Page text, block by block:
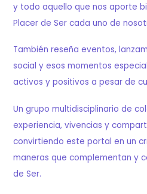
y todo aquello que nos aporte
Placer de Ser cada uno de
También reseña eventos,
social y esos momentos
activos y positivos a pesar de
Un grupo multidisciplinario de
experiencia, vivencias y
convirtiendo este portal en un
maneras que complementan y
de Ser.